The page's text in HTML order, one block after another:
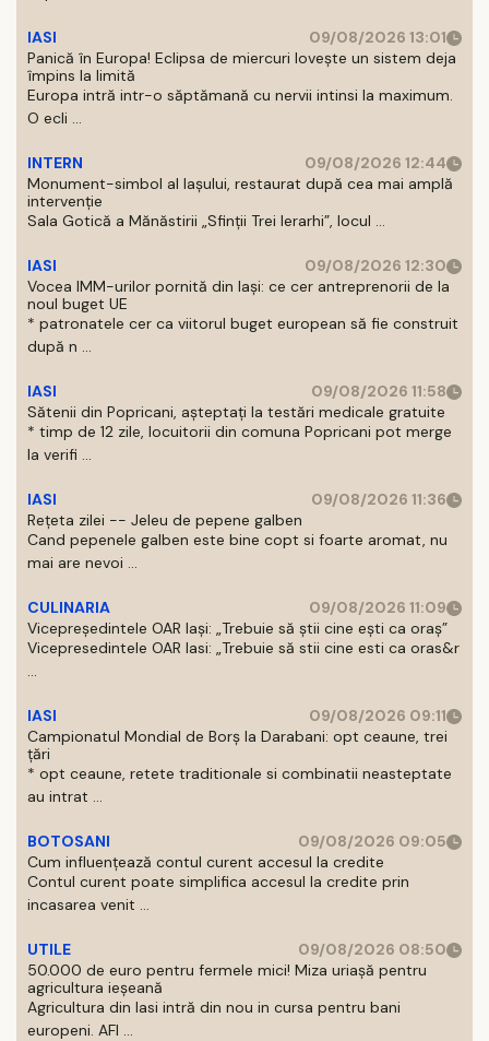
IASI
09/08/2026 13:01
Panică în Europa! Eclipsa de miercuri lovește un sistem deja
împins la limită
Europa intră intr-o săptămană cu nervii intinsi la maximum.
O ecli ...
INTERN
09/08/2026 12:44
Monument-simbol al Iaşului, restaurat după cea mai amplă
intervenţie
Sala Gotică a Mănăstirii „Sfinţii Trei Ierarhi”, locul ...
IASI
09/08/2026 12:30
Vocea IMM-urilor pornită din Iași: ce cer antreprenorii de la
noul buget UE
* patronatele cer ca viitorul buget european să fie construit
după n ...
IASI
09/08/2026 11:58
Sătenii din Popricani, așteptați la testări medicale gratuite
* timp de 12 zile, locuitorii din comuna Popricani pot merge
la verifi ...
IASI
09/08/2026 11:36
Rețeta zilei -- Jeleu de pepene galben
Cand pepenele galben este bine copt si foarte aromat, nu
mai are nevoi ...
CULINARIA
09/08/2026 11:09
Vicepreședintele OAR Iași: „Trebuie să știi cine ești ca oraș”
Vicepresedintele OAR Iasi: „Trebuie să stii cine esti ca oras&r
...
IASI
09/08/2026 09:11
Campionatul Mondial de Borș la Darabani: opt ceaune, trei
țări
* opt ceaune, retete traditionale si combinatii neasteptate
au intrat ...
BOTOSANI
09/08/2026 09:05
Cum influențează contul curent accesul la credite
Contul curent poate simplifica accesul la credite prin
incasarea venit ...
UTILE
09/08/2026 08:50
50.000 de euro pentru fermele mici! Miza uriașă pentru
agricultura ieșeană
Agricultura din Iasi intră din nou in cursa pentru bani
europeni. AFI ...